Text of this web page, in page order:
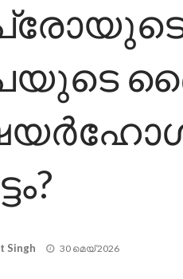
Singh
Posted
30 മെയ്‌ 2026